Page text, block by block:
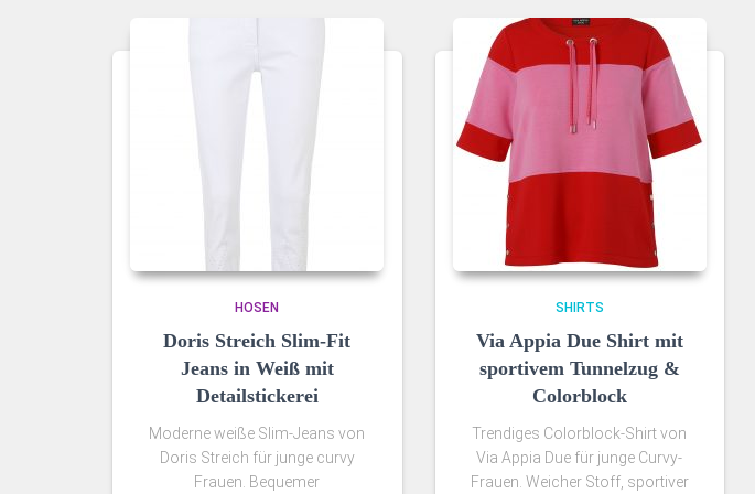
HOSEN
Doris Streich Slim‑Fit
Jeans in Weiß mit
Detailstickerei
Moderne weiße Slim‑Jeans von
Doris Streich für junge curvy
Frauen. Bequemer
SHIRTS
Via Appia Due Shirt mit
sportivem Tunnelzug &
Colorblock
Trendiges Colorblock-Shirt von
Via Appia Due für junge Curvy-
Frauen. Weicher Stoff, sportiver